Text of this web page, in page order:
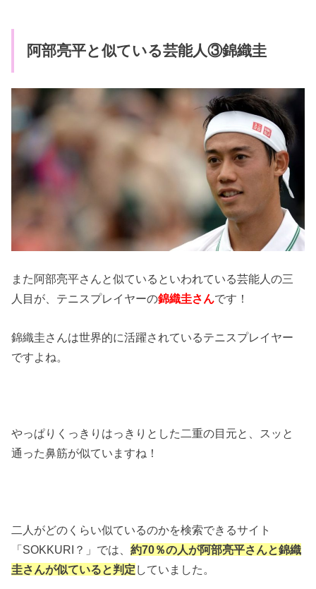
阿部亮平と似ている芸能人③錦織圭
また阿部亮平さんと似ているといわれている芸能人の三
人目が、テニスプレイヤーの錦織圭さんです！
錦織圭さんは世界的に活躍されているテニスプレイヤー
ですよね。
やっぱりくっきりはっきりとした二重の目元と、スッと
通った鼻筋が似ていますね！
二人がどのくらい似ているのかを検索できるサイト
「SOKKURI？」では、約70％の人が阿部亮平さんと錦織
圭さんが似ていると判定 していました。